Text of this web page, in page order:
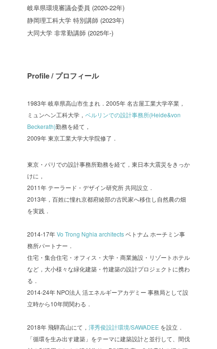
岐阜県環境審議会委員 (2020-22年)
静岡理工科大学 特別講師 (2023年)
大同大学 非常勤講師 (2025年-)
Profile / プロフィール
1983年 岐阜県高山市生まれ．2005年 名古屋工業大学卒業，
ミュンヘン工科大学， ベルリンでの設計事務所(Heide&von
Beckerath)勤務を経て，
2009年 東京工業大学大学院修了．
東京・パリでの設計事務所勤務を経て，東日本大震災をきっか
けに，
2011年 テーラード・デザイン研究所 共同設立．
2013年，百姓に憧れ京都府綾部の古民家へ移住し自然農の畑
を実践．
2014-17年Vo Trong Nghia architectsベトナム ホーチミン事
務所パートナー．
住宅・集合住宅・オフィス・大学・商業施設・リゾートホテル
など，大小様々な緑化建築・竹建築の設計プロジェクトに携わ
る．
2014-24年 NPO法人 活エネルギーアカデミー 事務局として設
立時から10年間関わる．
2018年 飛騨高山にて， 澤秀俊設計環境/SAWADEE を設立．
「循環を生み出す建築」をテーマに建築設計と並行して、間伐